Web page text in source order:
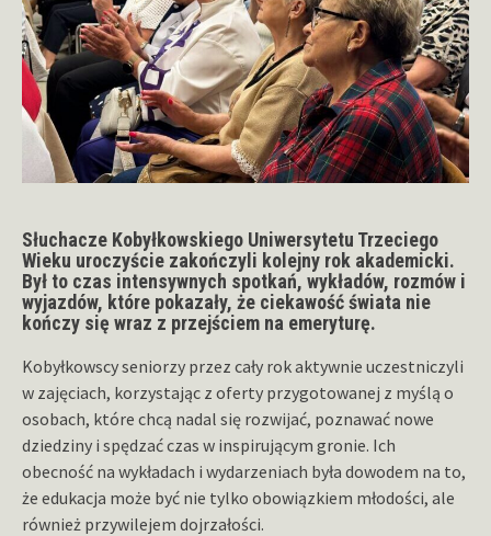
Słuchacze Kobyłkowskiego Uniwersytetu Trzeciego
Wieku uroczyście zakończyli kolejny rok akademicki.
Był to czas intensywnych spotkań, wykładów, rozmów i
wyjazdów, które pokazały, że ciekawość świata nie
kończy się wraz z przejściem na emeryturę.
Kobyłkowscy seniorzy przez cały rok aktywnie uczestniczyli
w zajęciach, korzystając z oferty przygotowanej z myślą o
osobach, które chcą nadal się rozwijać, poznawać nowe
dziedziny i spędzać czas w inspirującym gronie. Ich
obecność na wykładach i wydarzeniach była dowodem na to,
że edukacja może być nie tylko obowiązkiem młodości, ale
również przywilejem dojrzałości.